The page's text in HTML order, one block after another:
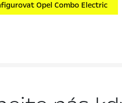
Opel Combo Electric